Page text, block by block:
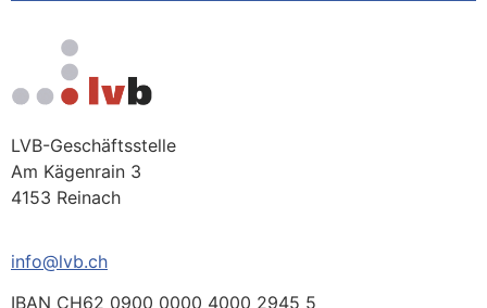
LVB-Geschäftsstelle
Am Kägenrain 3
4153 Reinach
info@lvb.ch
IBAN CH62 0900 0000 4000 2945 5